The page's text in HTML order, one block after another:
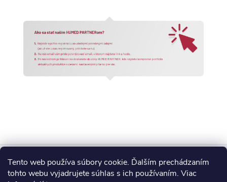
Tento web používa súbory cookie. Ďalším prechádzaním
tohto webu vyjadrujete súhlas s ich používaním. Viac
ZBlog